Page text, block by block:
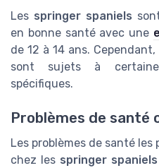
Les springer spaniels
en bonne santé avec une
de 12 à 14 ans.
sont sujets à
spécifiques.
Problèmes de santé
Les problèmes de santé
chez les springer spaniels